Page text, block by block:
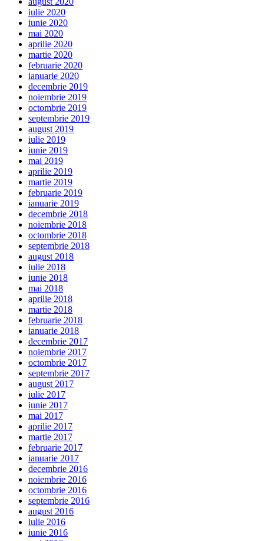
iulie 2020
iunie 2020
mai 2020
aprilie 2020
martie 2020
februarie 2020
ianuarie 2020
decembrie 2019
noiembrie 2019
octombrie 2019
septembrie 2019
august 2019
iulie 2019
iunie 2019
mai 2019
aprilie 2019
martie 2019
februarie 2019
ianuarie 2019
decembrie 2018
noiembrie 2018
octombrie 2018
septembrie 2018
august 2018
iulie 2018
iunie 2018
mai 2018
aprilie 2018
martie 2018
februarie 2018
ianuarie 2018
decembrie 2017
noiembrie 2017
octombrie 2017
septembrie 2017
august 2017
iulie 2017
iunie 2017
mai 2017
aprilie 2017
martie 2017
februarie 2017
ianuarie 2017
decembrie 2016
noiembrie 2016
octombrie 2016
septembrie 2016
august 2016
iulie 2016
iunie 2016